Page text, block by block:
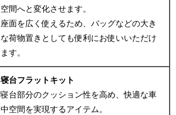
空間へと変化させます。
座面を広く使えるため、バッグなどの大き
な荷物置きとしても便利にお使いいただけ
ます。
寝台フラットキット
寝台部分のクッション性を高め、快適な車
中空間を実現するアイテム。